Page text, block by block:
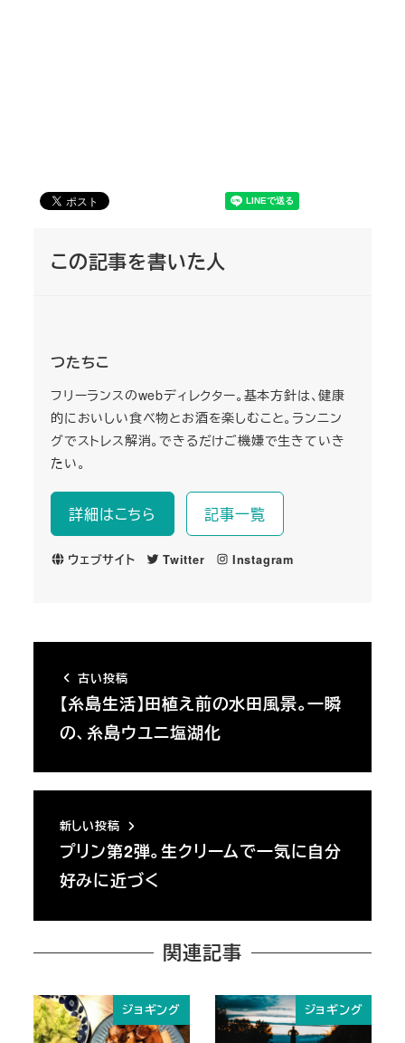
この記事を書いた人
つたちこ
フリーランスのwebディレクター。基本方針は、健康
的においしい食べ物とお酒を楽しむこと。ランニン
グでストレス解消。できるだけご機嫌で生きていき
たい。
詳細はこちら 記事一覧
ウェブサイト Twitter Instagram
古い投稿
【糸島生活】田植え前の水田風景。一瞬
の、糸島ウユニ塩湖化
新しい投稿
プリン第2弾。生クリームで一気に自分
好みに近づく
関連記事
ジョギング ジョギング